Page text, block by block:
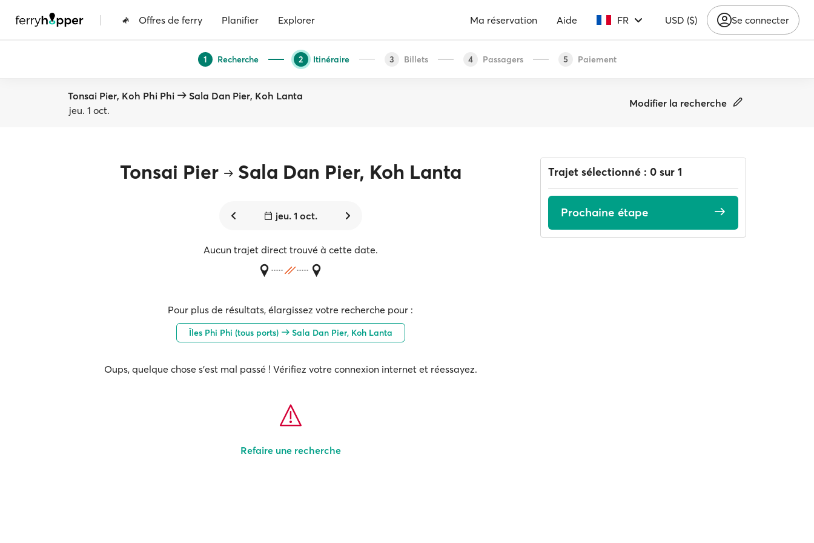
| Offres de ferry Planifier Explorer Ma réservation Aide FR USD ($) Se connecter
1 Recherche 2 Itinéraire 3 Billets 4 Passagers 5 Paiement
Tonsai Pier, Koh Phi Phi
Sala Dan Pier, Koh Lanta
jeu. 1 oct.
Modifier la recherche
Tonsai Pier Sala Dan Pier, Koh Lanta
jeu. 1 oct.
Aucun trajet direct trouvé à cette date.
Pour plus de résultats, élargissez votre recherche pour :
Îles Phi Phi (tous ports) Sala Dan Pier, Koh Lanta
Oups, quelque chose s'est mal passé ! Vérifiez votre connexion internet et réessayez.
Refaire une recherche
Trajet sélectionné : 0 sur 1
Prochaine étape